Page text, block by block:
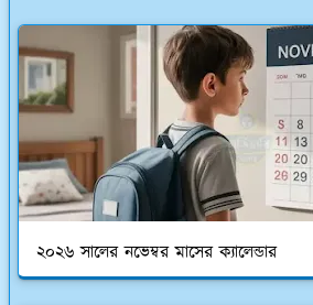
২০২৬ সালের নভেম্বর মাসের ক্যালেন্ডার